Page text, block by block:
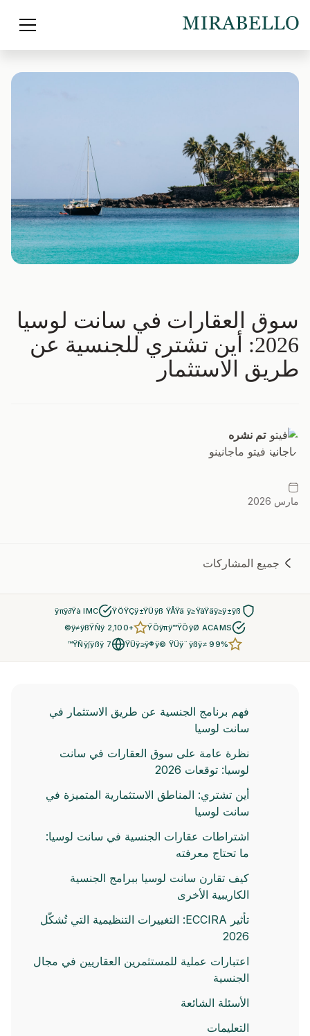
سوق العقارات في سانت لوسيا
2026: أين تشتري للجنسية عن
طريق الاستثمار
تم نشره
فيتو ماجانينو
مارس 2026
جميع المشاركات
ŸÖŸÇÿ±ŸÜÿß ŸÅŸä ÿ≥ŸàŸäÿ≥ÿ±ÿß
ÿπÿ∂Ÿà IMC
ŸÖÿπÿ™ŸÖÿØ ACAMS
+2,100 ÿ≠ÿßŸÑÿ©
ŸÜÿ≥ÿ®ÿ© ŸÜÿ¨ÿßÿ≠ 99%
7 ŸÑÿ∫ÿßÿ™
فهم برنامج الجنسية عن طريق الاستثمار في
سانت لوسيا
نظرة عامة على سوق العقارات في سانت
لوسيا: توقعات 2026
أين تشتري: المناطق الاستثمارية المتميزة في
سانت لوسيا
اشتراطات عقارات الجنسية في سانت لوسيا:
ما تحتاج معرفته
كيف تقارن سانت لوسيا ببرامج الجنسية
الكاريبية الأخرى
تأثير ECCIRA: التغييرات التنظيمية التي تُشكّل
2026
اعتبارات عملية للمستثمرين العقاريين في مجال
الجنسية
الأسئلة الشائعة
التعليمات